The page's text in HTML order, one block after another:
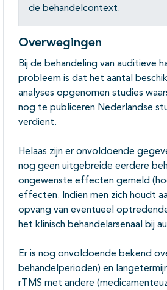
open- en dichtklappen
open- en dichtklappen
open- en dichtklappen
open- en dichtklappen
open- en dichtklappen
de behandelcontext.
Overwegingen
Bij de behandeling van auditieve
probleem is dat het aantal
analyses opge­nomen studies
nog te publiceren Nederlandse
verdient.
Helaas zijn er onvoldoende
nog geen uitgebreide eerdere
ongewenste effecten gemeld
effecten. Indien men zich houdt
opvang van eventueel
het klinisch behandelarsenaal bij
Er is nog onvoldoende bekend
behandelperioden) en
rTMS met andere